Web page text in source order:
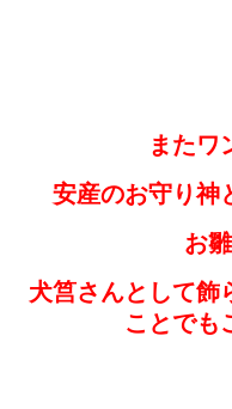
またワ
安産のお守り神
お
犬筥さんとして飾
ことでも